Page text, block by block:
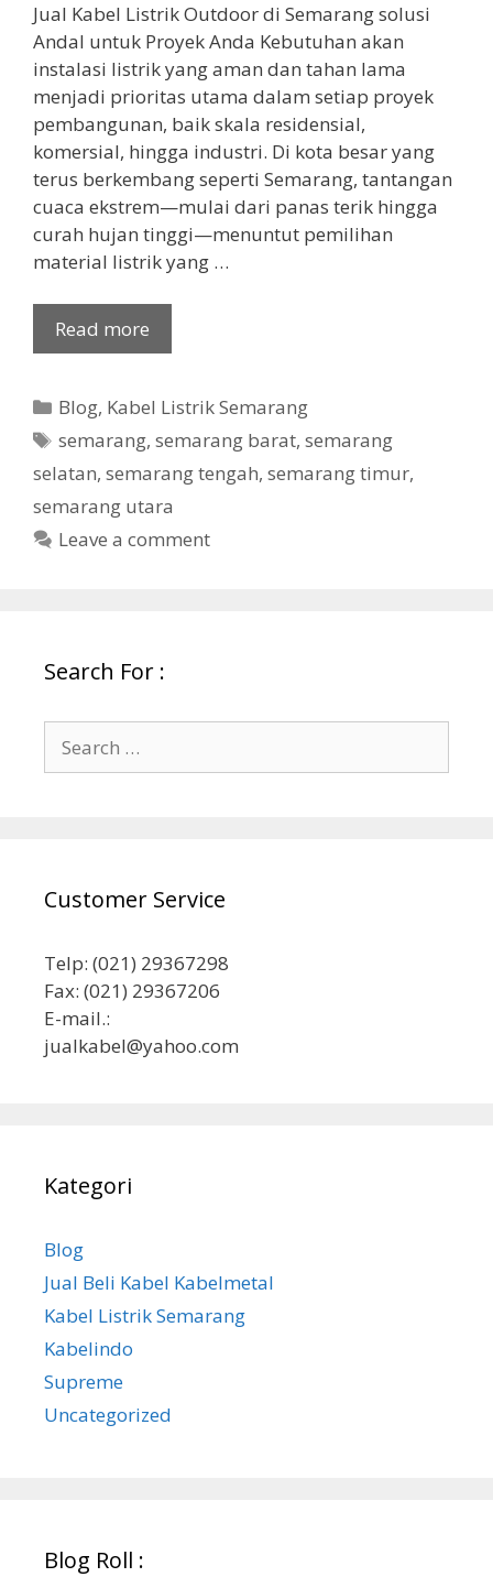
Jual Kabel Listrik Outdoor di Semarang solusi
Andal untuk Proyek Anda Kebutuhan akan
instalasi listrik yang aman dan tahan lama
menjadi prioritas utama dalam setiap proyek
pembangunan, baik skala residensial,
komersial, hingga industri. Di kota besar yang
terus berkembang seperti Semarang, tantangan
cuaca ekstrem—mulai dari panas terik hingga
curah hujan tinggi—menuntut pemilihan
material listrik yang …
Read more
Categories
Blog, Kabel Listrik Semarang
Tags
semarang,semarang barat,semarang
selatan, semarang tengah, semarang timur,
semarang utara
Leave a comment
Search For :
for:
Customer Service
Telp: (021) 29367298
Fax: (021) 29367206
E-mail.:
jualkabel@yahoo.com
Kategori
Blog
Jual Beli Kabel Kabelmetal
Kabel Listrik Semarang
Kabelindo
Supreme
Uncategorized
Blog Roll :